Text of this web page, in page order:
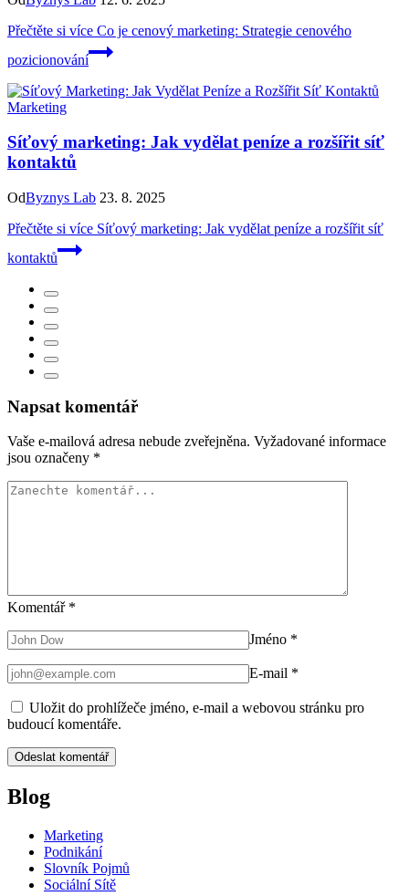
Přečtěte si více Co je cenový marketing: Strategie cenového
pozicionování
Marketing
Síťový marketing: Jak vydělat peníze a rozšířit síť
kontaktů
OdByznys Lab 23. 8. 2025
Přečtěte si více Síťový marketing: Jak vydělat peníze a rozšířit síť
kontaktů
Napsat komentář
Vaše e-mailová adresa nebude zveřejněna. Vyžadované informace
jsou označeny *
Komentář *
Jméno *
E-mail *
Uložit do prohlížeče jméno, e-mail a webovou stránku pro
budoucí komentáře.
Blog
Marketing
Podnikání
Slovník Pojmů
Sociální Sítě